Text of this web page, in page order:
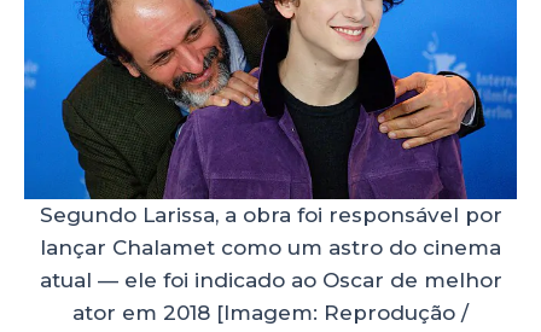
Segundo Larissa, a obra foi responsável por
lançar Chalamet como um astro do cinema
atual — ele foi indicado ao Oscar de melhor
ator em 2018 [Imagem: Reprodução /